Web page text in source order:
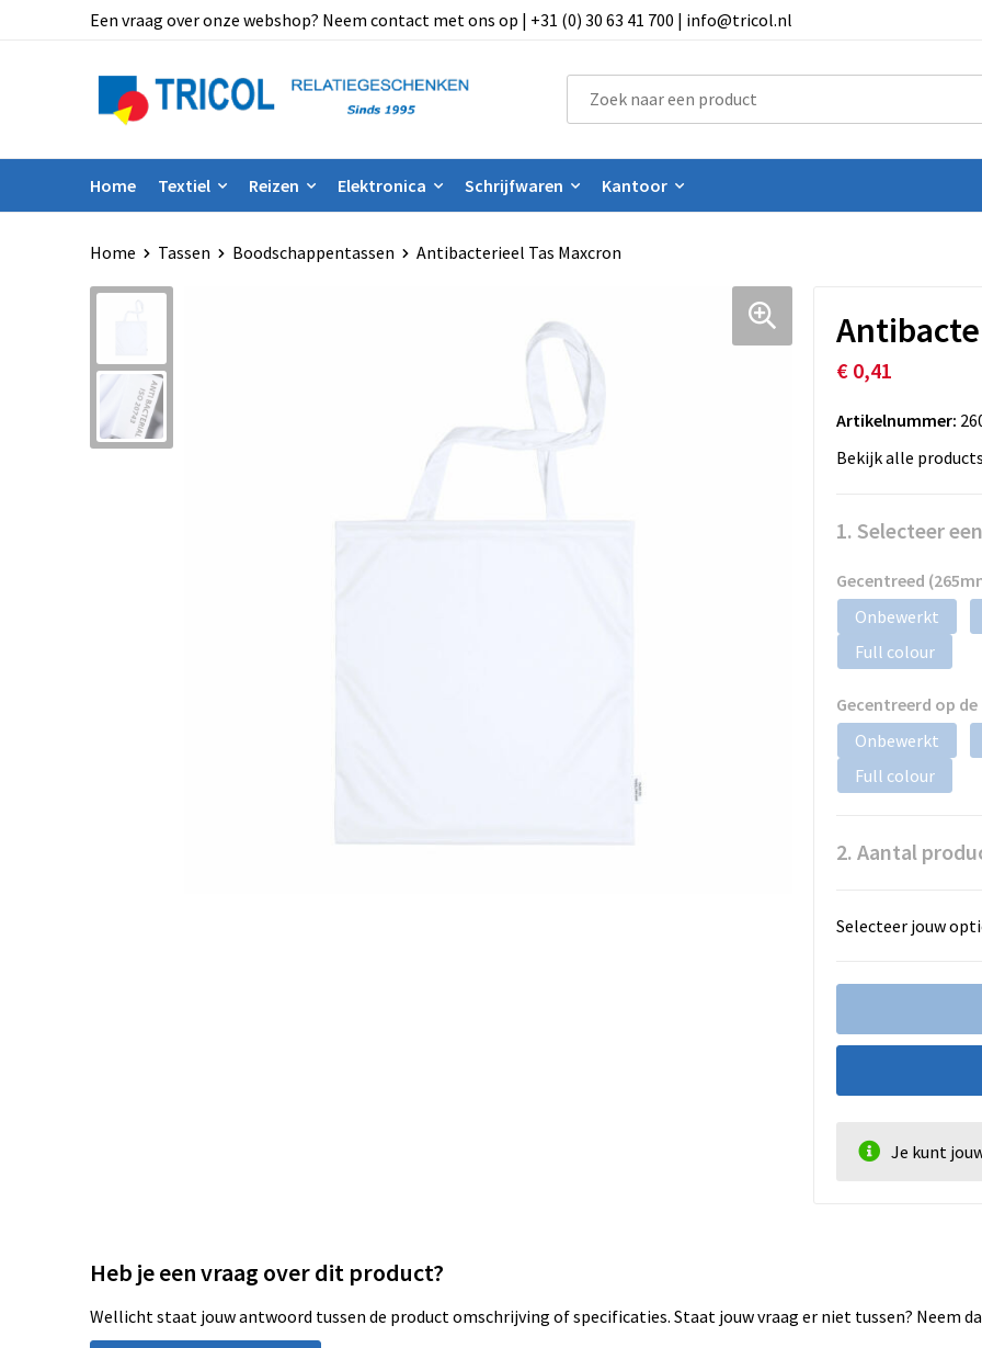
Een vraag over onze webshop? Neem contact met ons op | +31 (0) 30 63 41 700 | info@tricol.nl
Home Textiel Reizen Elektronica Schrijfwaren Kantoor
Home Tassen Boodschappentassen Antibacterieel Tas Maxcron
€ 0,41
Artikelnummer:
Bekijk alle
1. Selecteer
Gecentreed
Onbewerkt
Full colour
Gecentreerd op
Onbewerkt
Full colour
2. Aantal
Selecteer jouw
Je kunt
Heb je een vraag over dit product?
Wellicht staat jouw antwoord tussen de product omschrijving of specificaties. Staat jouw vraag er niet tussen? Neem